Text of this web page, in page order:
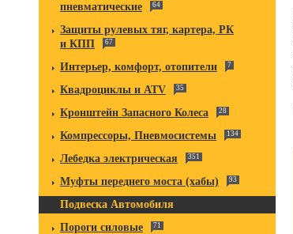
пневматические
64
Защиты рулевых тяг, картера, РК
и КПП
67
Интерьер, комфорт, отопители 7
Квадроциклы и ATV 35
Кронштейн Запасного Колеса 28
Компрессоры, Пневмосистемы 134
Лебедка электрическая 351
Муфты переднего моста (хабы) 93
Подвеска Автомобиля
Пороги силовые
71